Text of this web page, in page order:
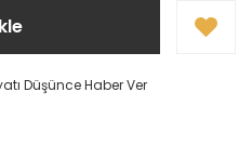
Düşünce Haber Ver